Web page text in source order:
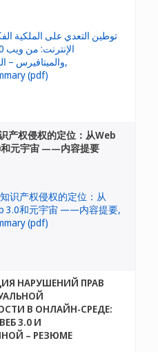
产权侵权的定位：从Web
和元宇宙 ——内容提要
НАРУШЕНИЙ ПРАВ
В ОНЛАЙН-СРЕДЕ:
3.0 И
– РЕЗЮМЕ